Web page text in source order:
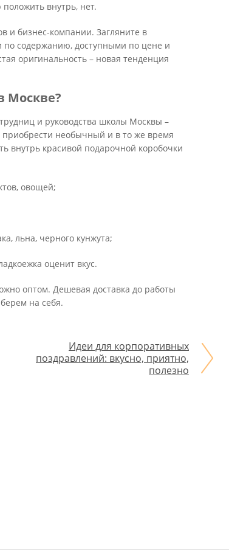
внутрь, нет.
и бизнес-компании. Загляните в
по содержанию, доступными по цене и
оригинальность – новая тенденция
Москве?
и руководства школы Москвы –
необычный и в то же время
внутрь красивой подарочной коробочки
овощей;
льна, черного кунжута;
оценит вкус.
оптом. Дешевая доставка до работы
на себя.
Идеи для корпоративных
поздравлений: вкусно, приятно,
полезно